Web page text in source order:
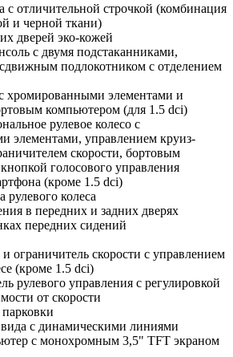
с отличительной строчкой (комбинация
и черной ткани)
дверей эко-кожей
с двумя подстаканниками,
подлокотником с отделением
хромированными элементами и
компьютером (для 1.5 dci)
рулевое колесо с
элементами, управлением круиз-
скорости, бортовым
голосового управления
(кроме 1.5 dci)
рулевого колеса
в передних и задних дверях
передних сидений
ограничитель скорости с управлением
(кроме 1.5 dci)
рулевого управления с регулировкой
от скорости
вида с динамическими линиями
с монохромным 3,5" TFT экраном